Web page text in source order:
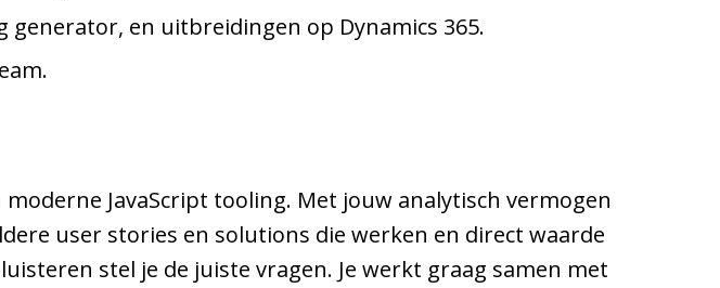
en uitbreidingen op Dynamics 365.
JavaScript tooling. Met jouw analytisch vermogen
user stories en solutions die werken en direct waarde
stel je de juiste vragen. Je werkt graag samen met